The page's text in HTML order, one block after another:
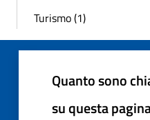
Turismo (1)
Quanto sono
su questa